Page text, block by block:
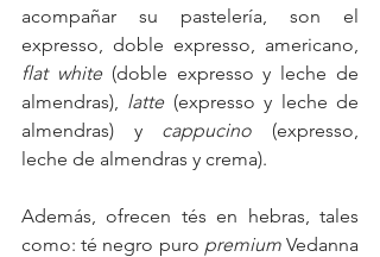
acompañar su pastelería, son el
flat white (doble expresso y leche de
almendras), latte (expresso y leche de
almendras) y cappucino (expresso,
leche de almendras y crema).
Además, ofrecen tés en hebras, tales
como: té negro puro premium Vedanna